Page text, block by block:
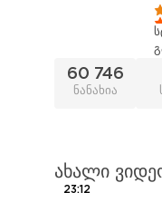
60 746
ნანახია
ახალი
23:12